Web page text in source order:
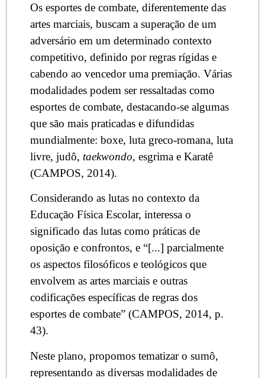
Os esportes de combate, diferentemente das
artes marciais, buscam a superação de um
adversário em um determinado contexto
competitivo, definido por regras rígidas e
cabendo ao vencedor uma premiação. Várias
modalidades podem ser ressaltadas como
esportes de combate, destacando-se algumas
que são mais praticadas e difundidas
mundialmente: boxe, luta greco-romana, luta
livre, judô, taekwondo, esgrima e Karatê
(CAMPOS, 2014).
Considerando as lutas no contexto da
Educação Física Escolar, interessa o
significado das lutas como práticas de
oposição e confrontos, e “[...] parcialmente
os aspectos filosóficos e teológicos que
envolvem as artes marciais e outras
codificações específicas de regras dos
esportes de combate” (CAMPOS, 2014, p.
43).
Neste plano, propomos tematizar o sumô,
representando as diversas modalidades de